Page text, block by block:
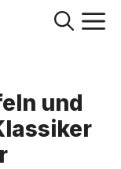
und